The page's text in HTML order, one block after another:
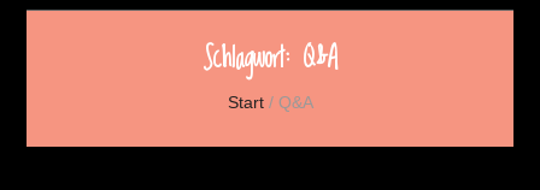
Schlagwort: Q&A
Start / Q&A